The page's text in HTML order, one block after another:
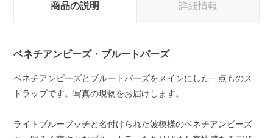
商品の説明 詳細情報
ベネチアンビーズ・ブルートパーズ
ベネチアンビーズとブルートパーズをメインにした一点ものス
トラップです。写真の現物をお届けします。
ライトブルーブッチと名付けられた波模様のベネチアンビーズ